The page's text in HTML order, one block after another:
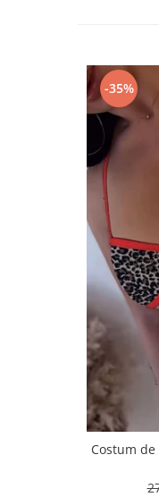
-35%
Costum de